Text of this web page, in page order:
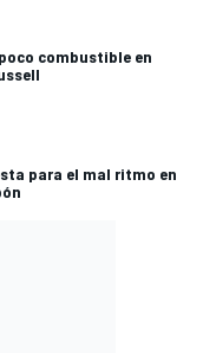
combustible en
para el mal ritmo en